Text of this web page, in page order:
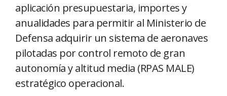
aplicación presupuestaria, importes y
anualidades para permitir al Ministerio de
Defensa adquirir un sistema de aeronaves
pilotadas por control remoto de gran
autonomía y altitud media (RPAS MALE)
estratégico operacional.